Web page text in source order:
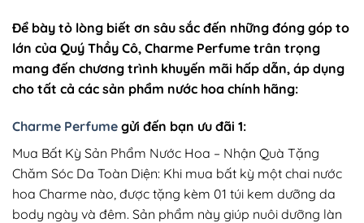
Để bày tỏ lòng biết ơn sâu sắc đến những đóng góp to
lớn của Quý Thầy Cô, Charme Perfume trân trọng
mang đến chương trình khuyến mãi hấp dẫn, áp dụng
cho tất cả các sản phẩm nước hoa chính hãng:
Charme Perfume gửi đến bạn ưu đãi 1:
Mua Bất Kỳ Sản Phẩm Nước Hoa – Nhận Quà Tặng
Chăm Sóc Da Toàn Diện: Khi mua bất kỳ một chai nước
hoa Charme nào, được tặng kèm 01 túi kem dưỡng da
body ngày và đêm. Sản phẩm này giúp nuôi dưỡng làn